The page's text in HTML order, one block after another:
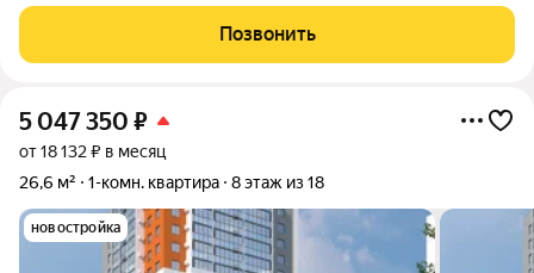
Позвонить
5 047 350 ₽
от 18 132 ₽ в месяц
26,6 м²
1-комн. квартира 8 этаж из 18
новостройка